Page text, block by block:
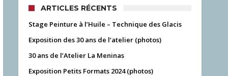
ARTICLES RÉCENTS
Stage Peinture à l’Huile – Technique des Glacis
Exposition des 30 ans de l’atelier (photos)
30 ans de l’Atelier La Meninas
Exposition Petits Formats 2024 (photos)